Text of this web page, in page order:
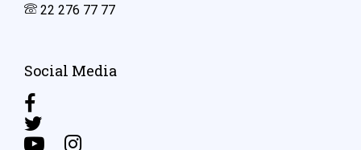
22 276 77 77
Social Media